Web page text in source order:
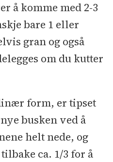
å komme med 2-3
bare 1 eller
gran og også
om du kutter
form, er tipset
busken ved å
helt nede, og
ca. 1/3 for å